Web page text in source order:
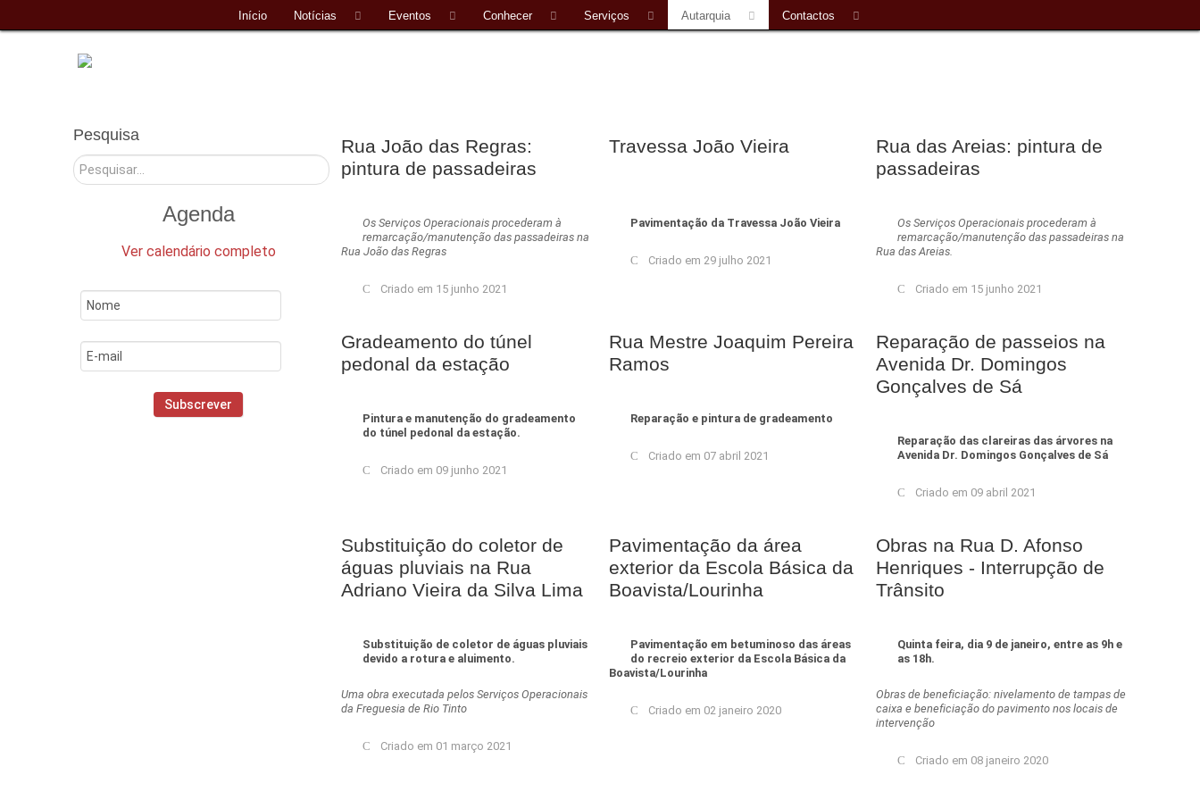
Início Notícias Eventos Conhecer Serviços Autarquia Contactos
Pesquisa
Pesquisar
Agenda
Ver calendário completo
Rua João das Regras:
pintura de passadeiras
Os Serviços Operacionais procederam à
remarcação/manutenção das passadeiras na
Rua João das Regras
Criado em 15 junho 2021
Travessa João Vieira
Pavimentação da Travessa João Vieira
Criado em 29 julho 2021
Rua das Areias: pintura de
passadeiras
Os Serviços Operacionais procederam à
remarcação/manutenção das passadeiras na
Rua das Areias.
Criado em 15 junho 2021
Gradeamento do túnel
pedonal da estação
Pintura e manutenção do gradeamento
do túnel pedonal da estação.
Criado em 09 junho 2021
Rua Mestre Joaquim Pereira
Ramos
Reparação e pintura de gradeamento
Criado em 07 abril 2021
Reparação de passeios na
Avenida Dr. Domingos
Gonçalves de Sá
Reparação das clareiras das árvores na
Avenida Dr. Domingos Gonçalves de Sá
Criado em 09 abril 2021
Substituição do coletor de
águas pluviais na Rua
Adriano Vieira da Silva Lima
Substituição de coletor de águas pluviais
devido a rotura e aluimento.
Uma obra executada pelos Serviços Operacionais
da Freguesia de Rio Tinto
Criado em 01 março 2021
Pavimentação da área
exterior da Escola Básica da
Boavista/Lourinha
Pavimentação em betuminoso das áreas
do recreio exterior da Escola Básica da
Boavista/Lourinha
Criado em 02 janeiro 2020
Obras na Rua D. Afonso
Henriques - Interrupção de
Trânsito
Quinta feira, dia 9 de janeiro, entre as 9h e
as 18h.
Obras de beneficiação: nivelamento de tampas de
caixa e beneficiação do pavimento nos locais de
intervenção
Criado em 08 janeiro 2020